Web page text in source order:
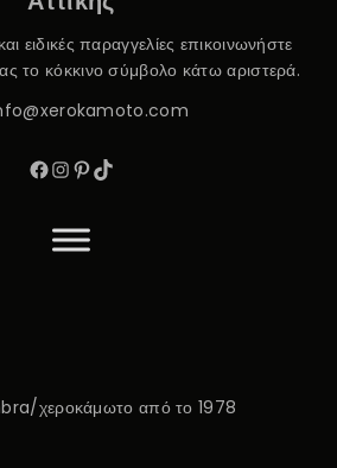
ειδικές παραγγελίες επικοινωνήστε
το κόκκινο σύμβολο κάτω αριστερά.
χεροκάμωτο από το 1978